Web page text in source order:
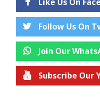
Follow Us On
Join Our
Subscribe Our